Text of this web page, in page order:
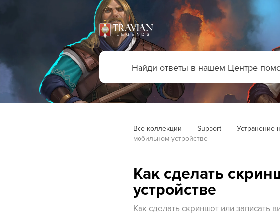
Все коллекции Support Устранение
мобильном устройстве
Как сделать
устройстве
Как сделать скриншот или записать